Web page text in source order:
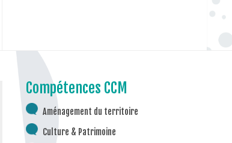
Compétences CCM
Aménagement du territoire
Culture & Patrimoine